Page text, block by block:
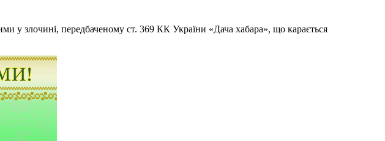
у злочині, передбаченому ст. 369 КК України «Дача хабара», що карається